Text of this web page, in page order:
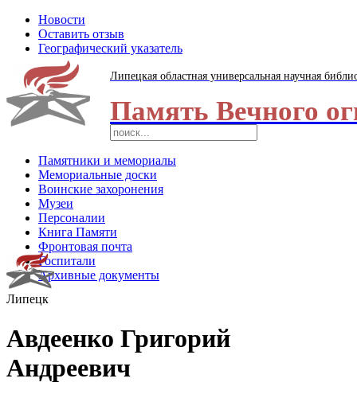
Новости
Оставить отзыв
Географический указатель
Липецкая областная универсальная научная
Память Вечного
Памятники и мемориалы
Мемориальные доски
Воинские захоронения
Музеи
Персоналии
Книга Памяти
Фронтовая почта
Госпитали
Архивные документы
Липецк
Авдеенко Григорий
Андреевич